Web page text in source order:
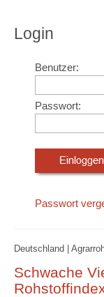
Login
Benutzer:
Passwort:
Passwort
Deutschland |
Schwache